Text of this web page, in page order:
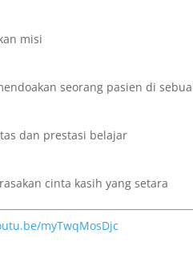
misi
seorang pasien di
dan prestasi belajar
cinta kasih yang setara
myTwqMosDjc